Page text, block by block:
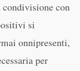
con
si
onnipresenti,
per